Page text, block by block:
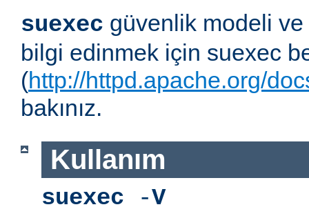
suexec güvenlik modeli
bilgi edinmek için suexec
(http://httpd.apache.org/
bakınız.
Kullanım
suexec -V